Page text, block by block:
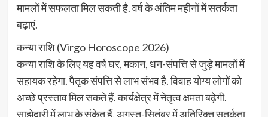
मामलों में सफलता मिल सकती है. वर्ष के अंतिम महीनों में सतर्कता
बढ़ाएं.
कन्या राशि (Virgo Horoscope 2026)
कन्या राशि के लिए यह वर्ष घर, मकान, धन-संपत्ति से जुड़े मामलों में
सहायक रहेगा. पैतृक संपत्ति से लाभ संभव है. विवाह योग्य लोगों को
अच्छे प्रस्ताव मिल सकते हैं. कार्यक्षेत्र में नेतृत्व क्षमता बढ़ेगी.
साझेदारी में लाभ के संकेत हैं. अगस्त-सितंबर में अतिरिक्त सतर्कता